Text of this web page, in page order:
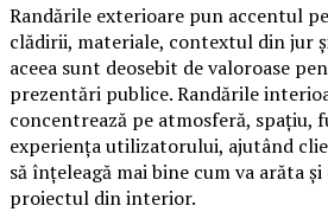
Randările exterioare pun accentul
clădirii, materiale, contextul din jur
aceea sunt deosebit de valoroase
prezentări publice. Randările
concentrează pe atmosferă, spațiu,
experiența utilizatorului, ajutând
să înțeleagă mai bine cum va arăta
proiectul din interior.